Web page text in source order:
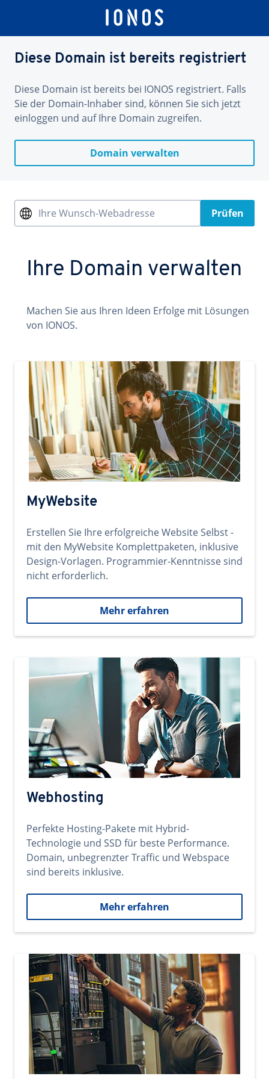
Diese Domain ist bereits registriert
Diese Domain ist bereits bei IONOS registriert. Falls
Sie der Domain-Inhaber sind, können Sie sich jetzt
einloggen und auf Ihre Domain zugreifen.
Domain verwalten
Ihre Wunsch-Webadresse Prüfen
Ihre Domain verwalten
Machen Sie aus Ihren Ideen Erfolge mit Lösungen
von IONOS.
MyWebsite
Erstellen Sie Ihre erfolgreiche Website Selbst -
mit den MyWebsite Komplettpaketen, inklusive
Design-Vorlagen. Programmier-Kenntnisse sind
nicht erforderlich.
Mehr erfahren
Webhosting
Perfekte Hosting-Pakete mit Hybrid-
Technologie und SSD für beste Performance.
Domain, unbegrenzter Traffic und Webspace
sind bereits inklusive.
Mehr erfahren